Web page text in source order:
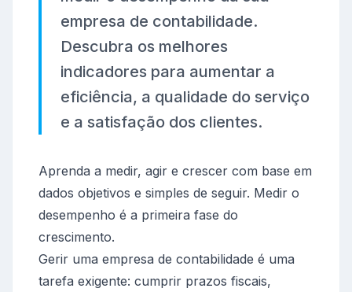
empresa de contabilidade.
Descubra os melhores
indicadores para aumentar a
eficiência, a qualidade do serviço
e a satisfação dos clientes.
Aprenda a medir, agir e crescer com base em
dados objetivos e simples de seguir. Medir o
desempenho é a primeira fase do
crescimento.
Gerir uma empresa de contabilidade é uma
tarefa exigente: cumprir prazos fiscais,